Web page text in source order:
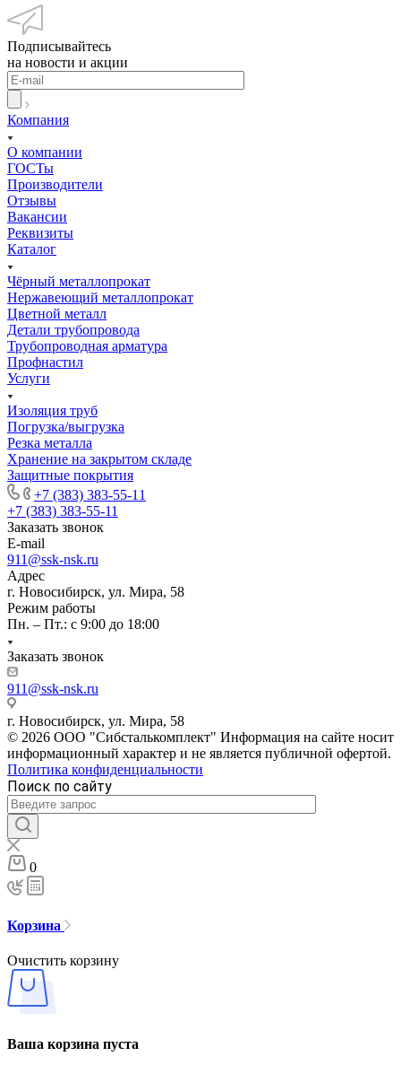
Подписывайтесь
на новости и акции
Компания
О компании
ГОСТы
Производители
Отзывы
Вакансии
Реквизиты
Каталог
Чёрный металлопрокат
Нержавеющий металлопрокат
Цветной металл
Детали трубопровода
Трубопроводная арматура
Профнастил
Услуги
Изоляция труб
Погрузка/выгрузка
Резка металла
Хранение на закрытом складе
Защитные покрытия
+7 (383) 383-55-11
+7 (383) 383-55-11
Заказать звонок
E-mail
911@ssk-nsk.ru
Адрес
г. Новосибирск, ул. Мира, 58
Режим работы
Пн. – Пт.: с 9:00 до 18:00
Заказать звонок
911@ssk-nsk.ru
г. Новосибирск, ул. Мира, 58
© 2026 ООО "Сибсталькомплект" Информация на сайте носит
информационный характер и не является публичной офертой.
Политика конфиденциальности
Поиск по сайту
0
Корзина
Очистить корзину
Ваша корзина пуста